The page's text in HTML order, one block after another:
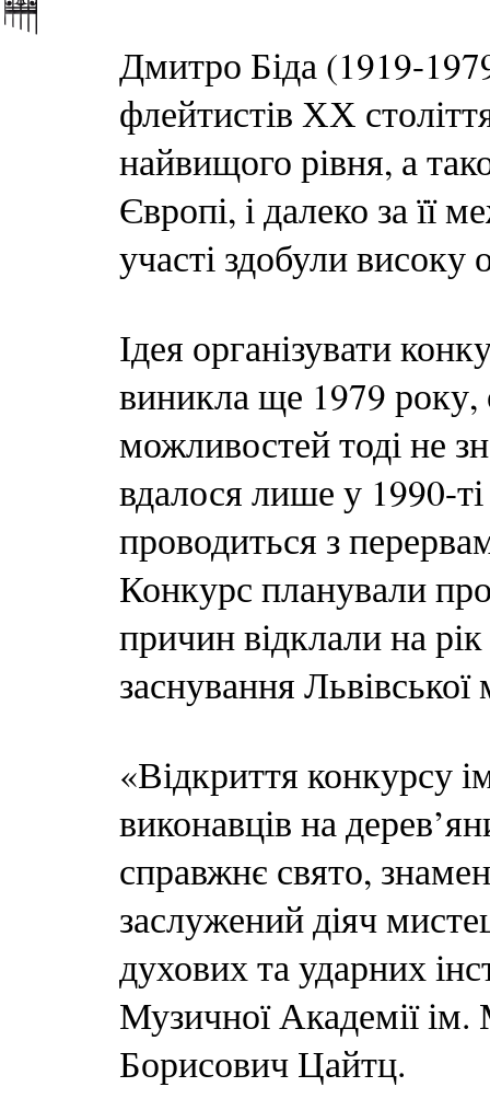
Дмитро Біда (1919-
флейтистів ХХ
найвищого рівня, а
Європі, і далеко за її
участі здобули високу
Ідея організувати
виникла ще 1979 року,
можливостей тоді не
вдалося лише у 1990-
проводиться з
Конкурс планували
причин відклали на
заснування Львівської
«Відкриття конкурсу
виконавців на
справжнє свято,
заслужений діяч
духових та ударних
Музичної Академії
Борисович Цайтц.